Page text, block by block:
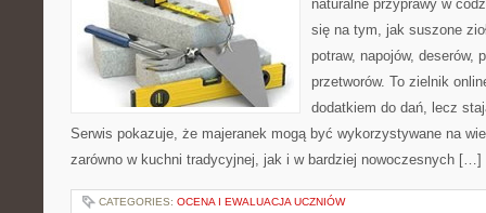
naturalne przyprawy w
się na tym, jak suszone
potraw, napojów, deserów,
przetworów. To zielnik
dodatkiem do dań, lecz
Serwis pokazuje, że majeranek mogą być wykorzystywane na
zarówno w kuchni tradycyjnej, jak i w bardziej nowoczesnych […]
CATEGORIES: OCENA I EWALUACJA UCZNIÓW